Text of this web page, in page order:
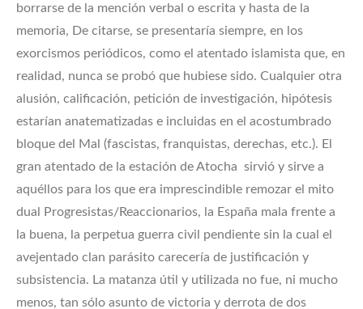
borrarse de la mención verbal o escrita y hasta de la
memoria, De citarse, se presentaría siempre, en los
exorcismos periódicos, como el atentado islamista que, en
realidad, nunca se probó que hubiese sido. Cualquier otra
alusión, calificación, petición de investigación, hipótesis
estarían anatematizadas e incluidas en el acostumbrado
bloque del Mal (fascistas, franquistas, derechas, etc.). El
gran atentado de la estación de Atocha sirvió y sirve a
aquéllos para los que era imprescindible remozar el mito
dual Progresistas/Reaccionarios, la España mala frente a
la buena, la perpetua guerra civil pendiente sin la cual el
avejentado clan parásito carecería de justificación y
subsistencia. La matanza útil y utilizada no fue, ni mucho
menos, tan sólo asunto de victoria y derrota de dos